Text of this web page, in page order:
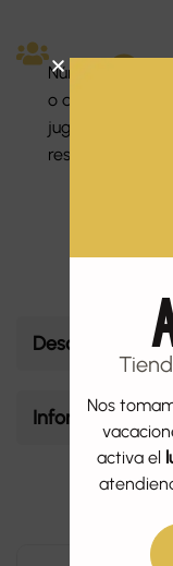
Númer
o de
jugado
res: 2-6
Descripción
Información
Nos
activa el